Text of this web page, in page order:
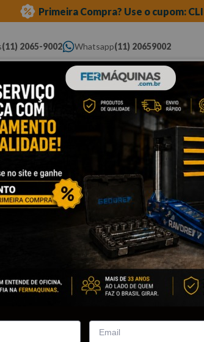
Primeira Compra? Use o cupom:
(11) 2065-9002 Whatsapp(11) 20659002
você procura...
Elétricas
Ferramentas
Ferramentas
Automotivas
de solda